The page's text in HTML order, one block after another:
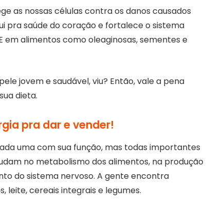
as nossas células contra os danos causados
pra saúde do coração e fortalece o sistema
alimentos como oleaginosas, sementes e
jovem e saudável, viu? Então, vale a pena
dieta.
pra dar e vender!
uma com sua função, mas todas importantes
no metabolismo dos alimentos, na produção
do sistema nervoso. A gente encontra
leite, cereais integrais e legumes.